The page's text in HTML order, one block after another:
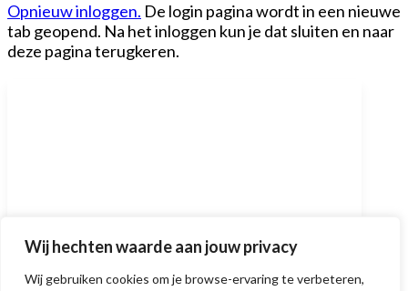
Wij hechten waarde aan jouw privacy
Wij gebruiken cookies om je browse-ervaring te verbeteren,
Opnieuw inloggen. De login pagina wordt in een nieuwe
tab geopend. Na het inloggen kun je dat sluiten en naar
deze pagina terugkeren.
Ben jij een AI-expert?
Ontdek in 1 minuut of je een